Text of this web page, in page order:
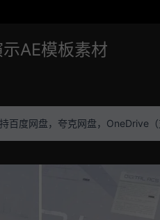
AE模板素材
度网盘，夸克网盘，OneDrive（